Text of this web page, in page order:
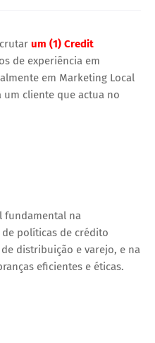
um (1) Credit
de experiência em
em Marketing Local
cliente que actua no
fundamental na
políticas de crédito
distribuição e varejo, e na
eficientes e éticas.